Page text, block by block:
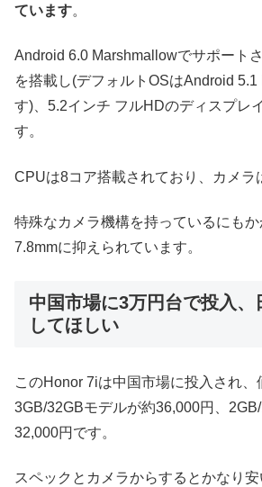
ています。
Android 6.0 Marshmallowでサポート
を搭載し(デフォルトOSはAndroid
す)、5.2インチ フルHDのディスプレ
す。
CPUは8コア搭載されており、カメラ
特殊なカメラ機構を持っているにも
7.8mmに抑えられています。
中国市場に3万円台で投入、
してほしい
このHonor 7iは中国市場に投入され
3GB/32GBモデルが約36,000円、
32,000円です。
スペックとカメラからするとかなり安